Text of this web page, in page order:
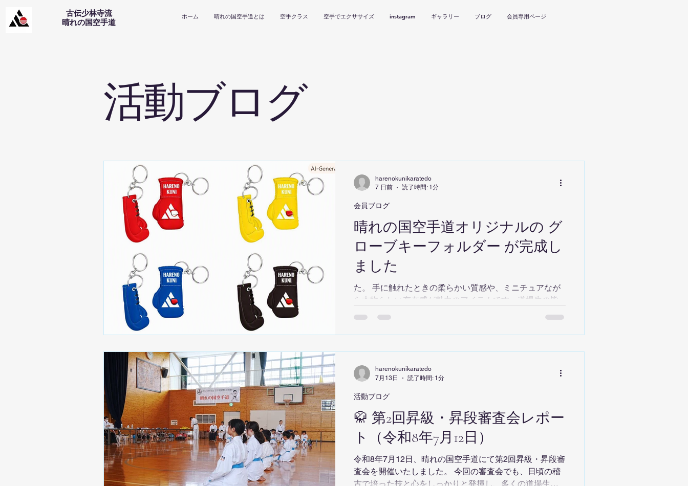
古伝少林寺流
​晴れの国空手道
ホーム 晴れの国空手道とは 空手クラス 空手でエクササイズ instagram ギャラリー ブログ 会員専用ページ
活動ブログ
晴れの国空手道オリジナルの グ
ローブキーフォルダー が完成し
ました
た。 手に触れたときの柔らかい質感や、ミニチュアなが
ら本物らしい存在感が魅力のアイテムです。道場生の皆
さんが、日常の中でも空手を身近に感じられるように、
した。 稽古の思い出や目標へのモチベーションを、そっ
と支えてくれる小さな相棒になってくれます。今回は、
意しています。 それぞれに個性があり、持つ人のスタイ
会員ブログ
harenokunikaratedo
7 日前
読了時間: 1分
🥋 第2回昇級・昇段審査会レポー
ト（令和8年7月12日）
令和8年7月12日、晴れの国空手道にて第2回昇級・昇段審
査会を開催いたしました。 今回の審査会でも、日頃の稽
古で培った技と心をしっかりと発揮し、多くの道場生が
活動ブログ
harenokunikaratedo
7月13日
読了時間: 1分